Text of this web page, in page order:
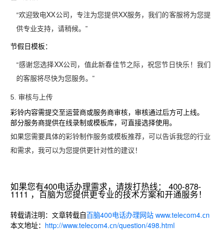
“欢迎致电XX公司，专注为您提供XX服务，我们的客服将为您提
供专业支持，请稍候。”
节假日模板‌：
“感谢您选择XX公司，值此新春佳节之际，祝您节日快乐！我们
的客服将尽快为您服务。”
5. ‌ 审核与上传
彩铃内容需提交至运营商或服务商审核，审核通过后方可上线。
部分服务商提供在线录制或模板库，可直接选择使用。
如果您需要具体的彩铃制作服务或模板推荐，可以告诉我您的行业
和需求，我可以为您提供更针对性的建议！
如果您有400电话办理需求，请拨打热线： 400-878-
1111 ，百脑为您提供更专业的技术方案和开通服务！
转载请注明：文章转载自百脑400电话办理网站 www.telecom4.cn
本文地址： http://www.telecom4.cn/question/498.html